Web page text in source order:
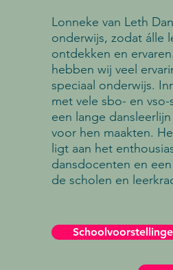
Lonneke van Leth
onderwijs, zodat álle
ontdekken en
hebben wij veel
speciaal onderwijs.
met vele sbo- en
een lange
voor hen maakten.
ligt aan het
dansdocenten en
de scholen en